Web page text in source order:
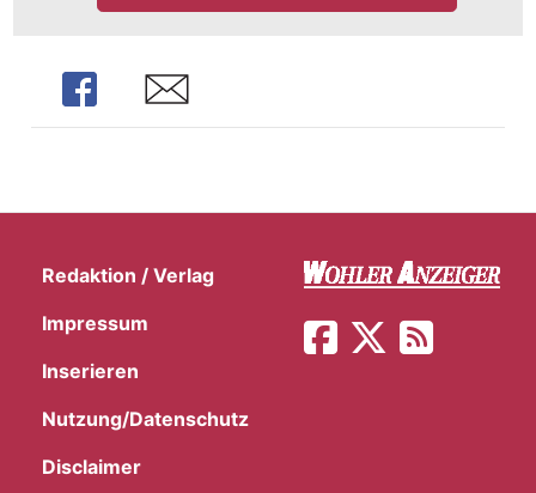
Share Share
Redaktion / Verlag
Impressum
Inserieren
Nutzung/Datenschutz
Disclaimer